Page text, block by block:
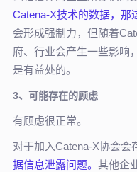
Catena-X技术的数据，那
会形成强制力，但随着
府、行业会产生一些影响
是有益处的。
3、可能存在的顾虑
有顾虑很正常。
对于加入Catena-X协会会
据信息泄露问题。 其他企